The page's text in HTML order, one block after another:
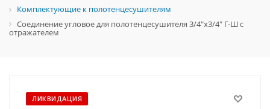
Комплектующие к полотенцесушителям
Соединение угловое для полотенцесушителя 3/4"х3/4" Г-Ш с
отражателем
ЛИКВИДАЦИЯ